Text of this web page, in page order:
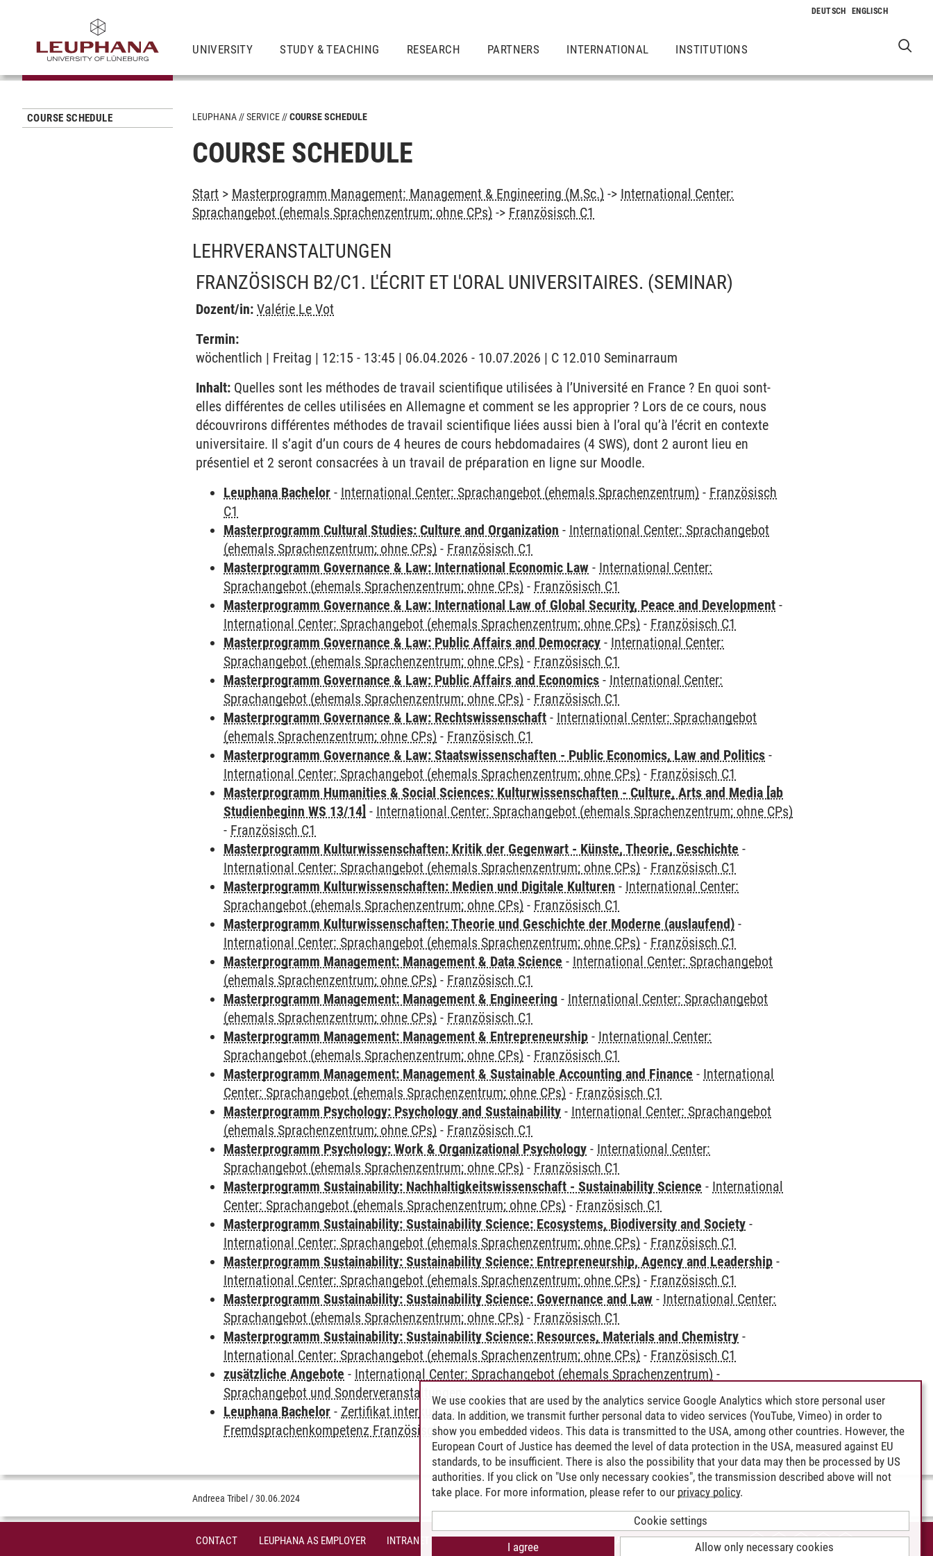
UNIVERSITY STUDY & TEACHING RESEARCH PARTNERS INTERNATIONAL INSTITUTIONS
COURSE SCHEDULE LEUPHANA SERVICE COURSE SCHEDULE
COURSE SCHEDULE
Start > Masterprogramm Management: Management & Engineering (M.Sc.) -> International Center:
Sprachangebot (ehemals Sprachenzentrum; ohne CPs) -> Französisch C1
LEHRVERANSTALTUNGEN
FRANZÖSISCH B2/C1. L'ÉCRIT ET L'ORAL UNIVERSITAIRES. (SEMINAR)
Dozent/in: Valérie Le Vot
Termin:
wöchentlich | Freitag | 12:15 - 13:45 | 06.04.2026 - 10.07.2026 | C 12.010 Seminarraum
Inhalt: Quelles sont les méthodes de travail scientifique utilisées à l’Université en France ? En quoi sont-
elles différentes de celles utilisées en Allemagne et comment se les approprier ? Lors de ce cours, nous
découvrirons différentes méthodes de travail scientifique liées aussi bien à l’oral qu’à l’écrit en contexte
universitaire. Il s’agit d’un cours de 4 heures de cours hebdomadaires (4 SWS), dont 2 auront lieu en
présentiel et 2 seront consacrées à un travail de préparation en ligne sur Moodle.
Leuphana Bachelor - International Center: Sprachangebot (ehemals Sprachenzentrum) - Französisch
C1
Masterprogramm Cultural Studies: Culture and Organization - International Center: Sprachangebot
(ehemals Sprachenzentrum; ohne CPs) - Französisch C1
Masterprogramm Governance & Law: International Economic Law - International Center:
Sprachangebot (ehemals Sprachenzentrum; ohne CPs) - Französisch C1
Masterprogramm Governance & Law: International Law of Global Security, Peace and Development -
International Center: Sprachangebot (ehemals Sprachenzentrum; ohne CPs) - Französisch C1
Masterprogramm Governance & Law: Public Affairs and Democracy - International Center:
Sprachangebot (ehemals Sprachenzentrum; ohne CPs) - Französisch C1
Masterprogramm Governance & Law: Public Affairs and Economics - International Center:
Sprachangebot (ehemals Sprachenzentrum; ohne CPs) - Französisch C1
Masterprogramm Governance & Law: Rechtswissenschaft - International Center: Sprachangebot
(ehemals Sprachenzentrum; ohne CPs) - Französisch C1
Masterprogramm Governance & Law: Staatswissenschaften - Public Economics, Law and Politics -
International Center: Sprachangebot (ehemals Sprachenzentrum; ohne CPs) - Französisch C1
Masterprogramm Humanities & Social Sciences: Kulturwissenschaften - Culture, Arts and Media [ab
Studienbeginn WS 13/14] - International Center: Sprachangebot (ehemals Sprachenzentrum; ohne CPs)
- Französisch C1
Masterprogramm Kulturwissenschaften: Kritik der Gegenwart - Künste, Theorie, Geschichte -
International Center: Sprachangebot (ehemals Sprachenzentrum; ohne CPs) - Französisch C1
Masterprogramm Kulturwissenschaften: Medien und Digitale Kulturen - International Center:
Sprachangebot (ehemals Sprachenzentrum; ohne CPs) - Französisch C1
Masterprogramm Kulturwissenschaften: Theorie und Geschichte der Moderne (auslaufend) -
International Center: Sprachangebot (ehemals Sprachenzentrum; ohne CPs) - Französisch C1
Masterprogramm Management: Management & Data Science - International Center: Sprachangebot
(ehemals Sprachenzentrum; ohne CPs) - Französisch C1
Masterprogramm Management: Management & Engineering - International Center: Sprachangebot
(ehemals Sprachenzentrum; ohne CPs) - Französisch C1
Masterprogramm Management: Management & Entrepreneurship - International Center:
Sprachangebot (ehemals Sprachenzentrum; ohne CPs) - Französisch C1
Masterprogramm Management: Management & Sustainable Accounting and Finance - International
Center: Sprachangebot (ehemals Sprachenzentrum; ohne CPs) - Französisch C1
Masterprogramm Psychology: Psychology and Sustainability - International Center: Sprachangebot
(ehemals Sprachenzentrum; ohne CPs) - Französisch C1
Masterprogramm Psychology: Work & Organizational Psychology - International Center:
Sprachangebot (ehemals Sprachenzentrum; ohne CPs) - Französisch C1
Masterprogramm Sustainability: Nachhaltigkeitswissenschaft - Sustainability Science - International
Center: Sprachangebot (ehemals Sprachenzentrum; ohne CPs) - Französisch C1
Masterprogramm Sustainability: Sustainability Science: Ecosystems, Biodiversity and Society -
International Center: Sprachangebot (ehemals Sprachenzentrum; ohne CPs) - Französisch C1
Masterprogramm Sustainability: Sustainability Science: Entrepreneurship, Agency and Leadership -
International Center: Sprachangebot (ehemals Sprachenzentrum; ohne CPs) - Französisch C1
Masterprogramm Sustainability: Sustainability Science: Governance and Law - International Center:
Sprachangebot (ehemals Sprachenzentrum; ohne CPs) - Französisch C1
Masterprogramm Sustainability: Sustainability Science: Resources, Materials and Chemistry -
International Center: Sprachangebot (ehemals Sprachenzentrum; ohne CPs) - Französisch C1
zusätzliche Angebote - International Center: Sprachangebot (ehemals Sprachenzentrum) -
Sprachangebot und Sonderveranstaltungen
Leuphana Bachelor - Zertifikat interkulturelle Kommunikation und Sprachen (ZiKS) -ZiKS 4:
Fremdsprachenkompetenz Französisch
Andreea Tribel /30.06.2024
CONTACT LEUPHANA AS EMPLOYER INTRANET SITE NOTICE PRIVACY POLICY
ACCESSIBILITY
We use cookies that are used by the analytics service Google Analytics which store personal user
data. In addition, we transmit further personal data to video services (YouTube, Vimeo) in order to
show you embedded videos. This data is transmitted to the USA, among other countries. However, the
European Court of Justice has deemed the level of data protection in the USA, measured against EU
standards, to be insufficient. There is also the possibility that your data may then be processed by US
authorities. If you click on "Use only necessary cookies", the transmission described above will not
take place. For more information, please refer to our privacy policy.
Cookie settings
Allow only necessary cookies
I agree